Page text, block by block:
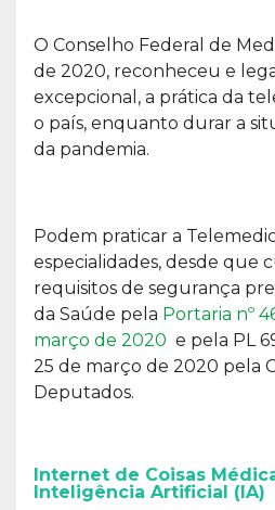
O Conselho Federal de
de 2020, reconheceu e
excepcional, a prática da
o país, enquanto durar a
da pandemia.
Podem praticar a
especialidades, desde que
requisitos de segurança
da Saúde pela Portaria nº
março de 2020 e pela PL
25 de março de 2020 pela
Deputados.
Internet de Coisas
Inteligência Artificial (IA)